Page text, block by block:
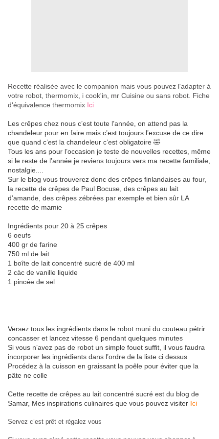
Recette réalisée avec le companion mais vous pouvez l'adapter à
votre robot, thermomix, i cook'in, mr Cuisine ou sans robot. Fiche
d'équivalence thermomix Ici
Les crêpes chez nous c’est toute l’année, on attend pas la
chandeleur pour en faire mais c’est toujours l’excuse de ce dire
que quand c’est la chandeleur c’est obligatoire 🤣
Tous les ans pour l’occasion je teste de nouvelles recettes, même
si le reste de l’année je reviens toujours vers ma recette familiale,
nostalgie....
Sur le blog vous trouverez donc des crêpes finlandaises au four,
la recette de crêpes de Paul Bocuse, des crêpes au lait
d’amande, des crêpes zébrées par exemple et bien sûr LA
recette de mamie
Ingrédients pour 20 à 25 crêpes
6 oeufs
400 gr de farine
750 ml de lait
1 boîte de lait concentré sucré de 400 ml
2 càc de vanille liquide
1 pincée de sel
Versez tous les ingrédients dans le robot muni du couteau pétrir
concasser et lancez vitesse 6 pendant quelques minutes
Si vous n’avez pas de robot un simple fouet suffit, il vous faudra
incorporer les ingrédients dans l’ordre de la liste ci dessus
Procédez à la cuisson en graissant la poêle pour éviter que la
pâte ne colle
Cette recette de crêpes au lait concentré sucré est du blog de
Samar, Mes inspirations culinaires que vous pouvez visiter Ici
Servez c’est prêt et régalez vous